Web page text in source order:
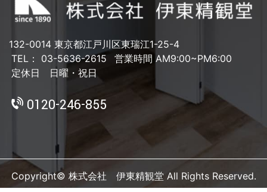
132-0014 東京都江戸川区東瑞江1-25-4
TEL： 03-5636-2615
営業時間 AM9:00~PM6:00
定休日 日曜・祝日
0120-246-855
Copyright© 株式会社 伊東精観堂 All Rights Reserved.